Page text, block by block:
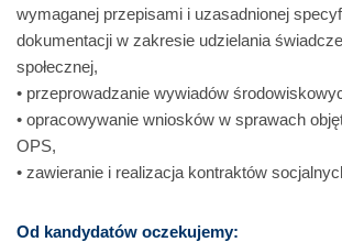
wymaganej przepisami i uzasadnionej
dokumentacji w zakresie udzielania
społecznej,
• przeprowadzanie wywiadów
• opracowywanie wniosków w sprawach
OPS,
• zawieranie i realizacja kontraktów
Od kandydatów oczekujemy: